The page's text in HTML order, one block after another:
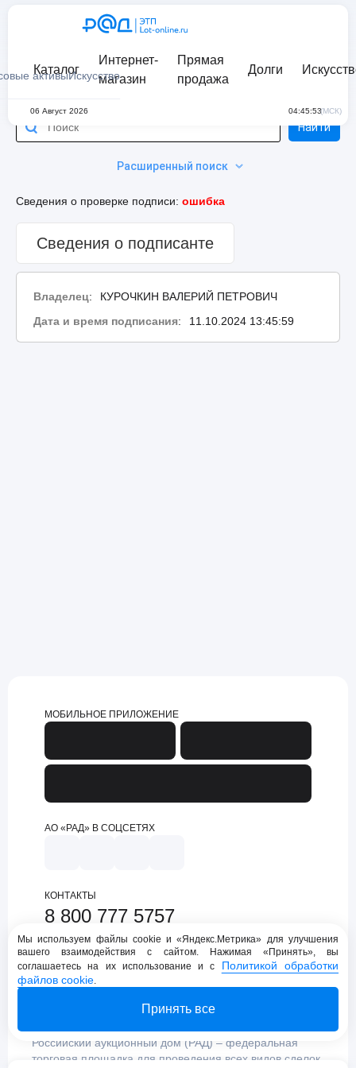
активыИскусство
Каталог
Интернет-
магазин
Прямая
продажа
Долги
06 Август 2026 04:45:53(МСК)
Расширенный поиск
Найти
Сведения о проверке подписи: ошибка
Сведения о подписанте
Владелец:
КУРОЧКИН ВАЛЕРИЙ ПЕТРОВИЧ
Дата и время подписания: 11.10.2024 13:45:59
МОБИЛЬНОЕ ПРИЛОЖЕНИЕ
АО «РАД» В СОЦСЕТЯХ
КОНТАКТЫ
8 800 777 5757
support@lot-online.ru
Техническая поддержка
Российский аукционный дом (РАД) – федеральная
торговая площадка для проведения всех видов сделок
Мы используем файлы cookie и «Яндекс.Метрика» для улучшения
вашего взаимодействия с сайтом. Нажимая «Принять», вы
соглашаетесь на их использование и с Политикой обработки
файлов cookie.
Принять все